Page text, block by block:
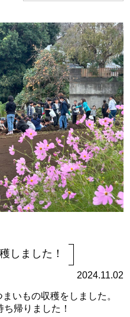
しました！
2024.11.02
いもの収穫をしました。
ち帰りました！